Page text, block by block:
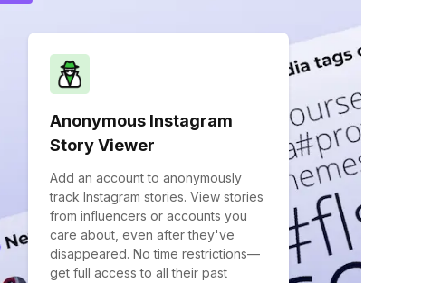
Anonymous Instagram
Story Viewer
Add an account to anonymously
track Instagram stories. View stories
from influencers or accounts you
care about, even after they've
disappeared. No time restrictions—
get full access to all their past